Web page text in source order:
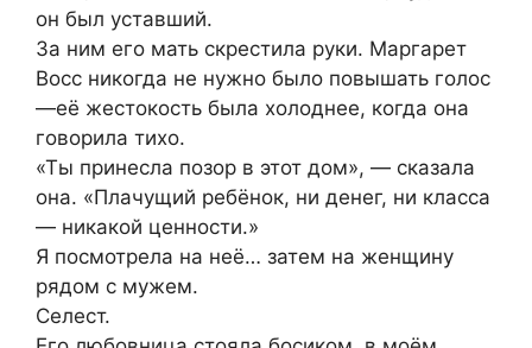
он был уставший.
За ним его мать скрестила руки. Маргарет
Восс никогда не нужно было повышать голос
—её жестокость была холоднее, когда она
говорила тихо.
«Ты принесла позор в этот дом», — сказала
она. «Плачущий ребёнок, ни денег, ни класса
— никакой ценности.»
Я посмотрела на неё… затем на женщину
рядом с мужем.
Селест.